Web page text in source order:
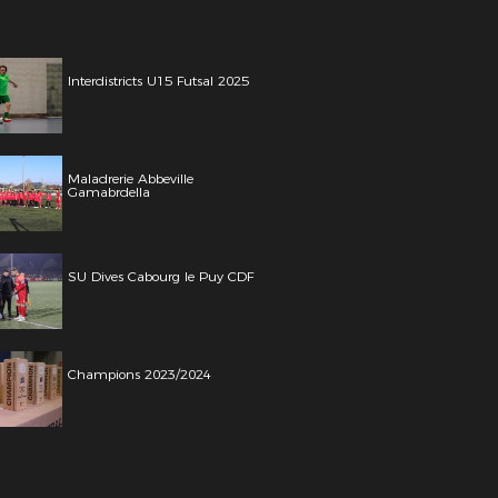
Interdistricts U15 Futsal 2025
Maladrerie Abbeville
Gamabrdella
SU Dives Cabourg le Puy CDF
Champions 2023/2024